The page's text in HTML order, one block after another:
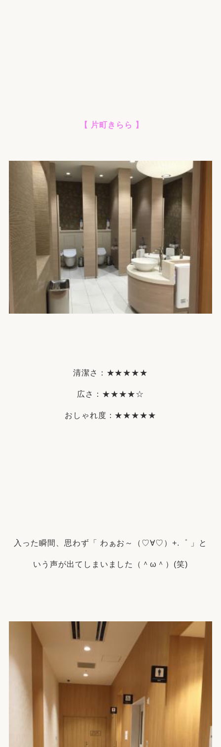
【 片町きらら 】
清潔さ：★★★★★
広さ：★★★★☆
おしゃれ度：★★★★★
入った瞬間、思わず「 わぁお～（♡∀♡）+.゜ 」と
いう声が出てしまいました（＾ω＾）(笑)